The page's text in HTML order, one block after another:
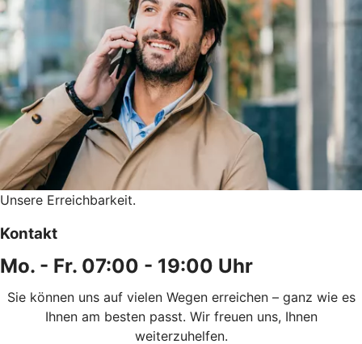
Unsere Erreichbarkeit.
Kontakt
Mo. - Fr. 07:00 - 19:00 Uhr
Sie können uns auf vielen Wegen erreichen – ganz wie es
Ihnen am besten passt. Wir freuen uns, Ihnen
weiterzuhelfen.